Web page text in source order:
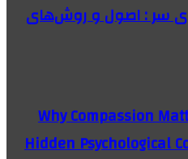
سر : اصول و روش‌های
Why Compassion
Hidden Psychological